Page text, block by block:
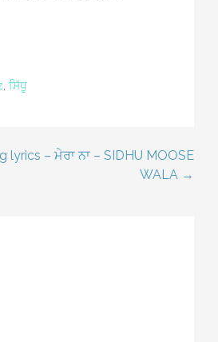
ਸਿੱਧੂ
lyrics – ਮੇਰਾ ਨਾ – SIDHU MOOSE
WALA →